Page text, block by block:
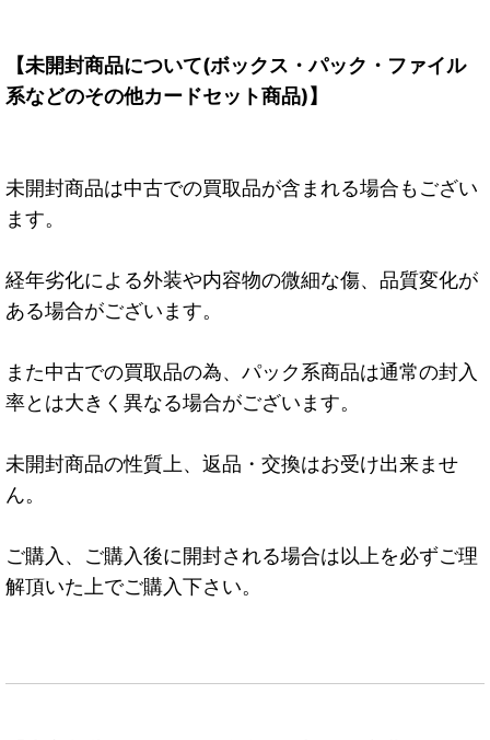
【未開封商品について(ボックス・パック・ファイル
系などのその他カードセット商品)】
未開封商品は中古での買取品が含まれる場合もござい
ます。
経年劣化による外装や内容物の微細な傷、品質変化が
ある場合がございます。
また中古での買取品の為、パック系商品は通常の封入
率とは大きく異なる場合がございます。
未開封商品の性質上、返品・交換はお受け出来ませ
ん。
ご購入、ご購入後に開封される場合は以上を必ずご理
解頂いた上でご購入下さい。